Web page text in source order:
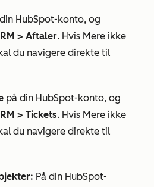
HubSpot-konto, og
> Aftaler. Hvis Mere ikke
du navigere direkte til
på din HubSpot-konto, og
> Tickets. Hvis Mere ikke
du navigere direkte til
På din HubSpot-